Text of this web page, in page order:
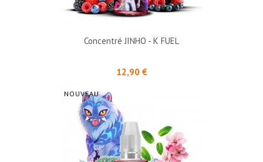
Concentré JINHO - K FUEL
12,90 €Prix
NOUVEAU